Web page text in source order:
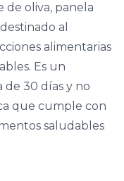
de oliva, panela
al
alimentarias
Es un
30 días y no
que cumple con
saludables